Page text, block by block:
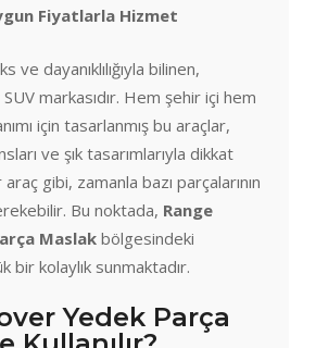
Fiyatlarla Hizmet
ve dayanıklılığıyla bilinen,
markasıdır. Hem şehir içi hem
için tasarlanmış bu araçlar,
ve şık tasarımlarıyla dikkat
gibi, zamanla bazı parçalarının
Bu noktada, Range
Maslak bölgesindeki
bir kolaylık sunmaktadır.
Yedek Parça